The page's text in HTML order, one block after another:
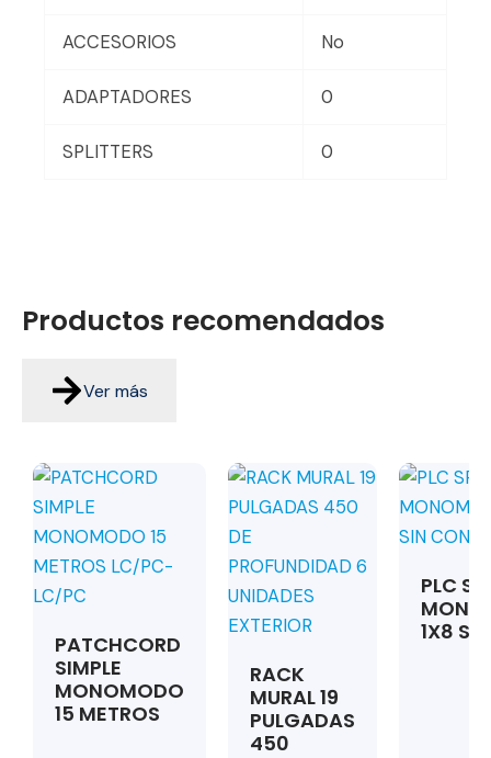
ACCESORIOS No
ADAPTADORES 0
SPLITTERS 0
Productos recomendados
Ver más
PATCHCORD
SIMPLE
MONOMODO
15 METROS
RACK
MURAL 19
PULGADAS
450
PLC
1X8 SIN